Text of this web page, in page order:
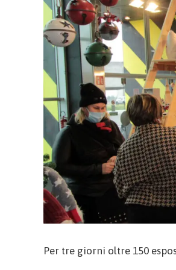
Per tre giorni oltre 150